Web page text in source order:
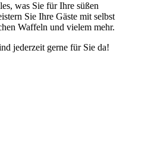
was Sie für Ihre süßen
Sie Ihre Gäste mit selbst
Waffeln und vielem mehr.
jederzeit gerne für Sie da!